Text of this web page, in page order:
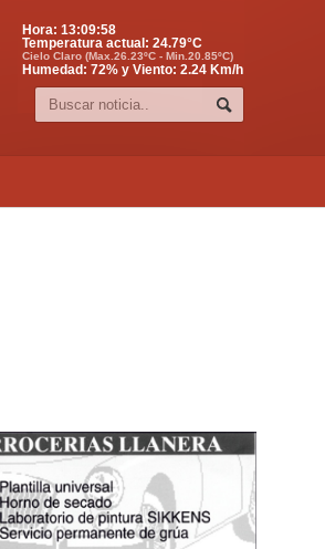
Hora: 13:09:59
Temperatura actual: 24.79°C
Cielo Claro (Max.26.23ºC - Min.20.85ºC)
Humedad: 72% y Viento: 2.24 Km/h